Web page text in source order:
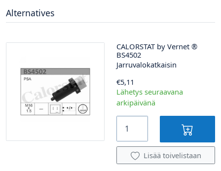
Alternatives
CALORSTAT by Vernet ®
BS4502
Jarruvalokatkaisin
€5,11
Lähetys seuraavana
arkipäivänä
Lisää toivelistaan